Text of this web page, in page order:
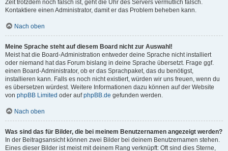
Zeit trotzdem noch falsch ist, geht die Uhr des Servers vermutlich falsch.
Kontaktiere einen Administrator, damit er das Problem beheben kann.
Nach oben
Meine Sprache steht auf diesem Board nicht zur Auswahl!
Meist hat die Board-Administration entweder deine Sprache nicht installiert
oder niemand hat das Forum bislang in deine Sprache übersetzt. Frage ggf.
einen Board-Administrator, ob er das Sprachpaket, das du benötigst,
installieren kann. Falls es noch nicht existiert, würden wir uns freuen, wenn du
es übersetzen würdest. Weitere Informationen dazu können auf der Website
von phpBB Limited oder aufphpBB.de gefunden werden.
Nach oben
Was sind das für Bilder, die bei meinem Benutzernamen angezeigt werden?
In der Beitragsansicht können zwei Bilder bei deinem Benutzernamen stehen.
Eines dieser Bilder ist meist mit deinem Rang verknüpft: Oft sind dies Sterne,